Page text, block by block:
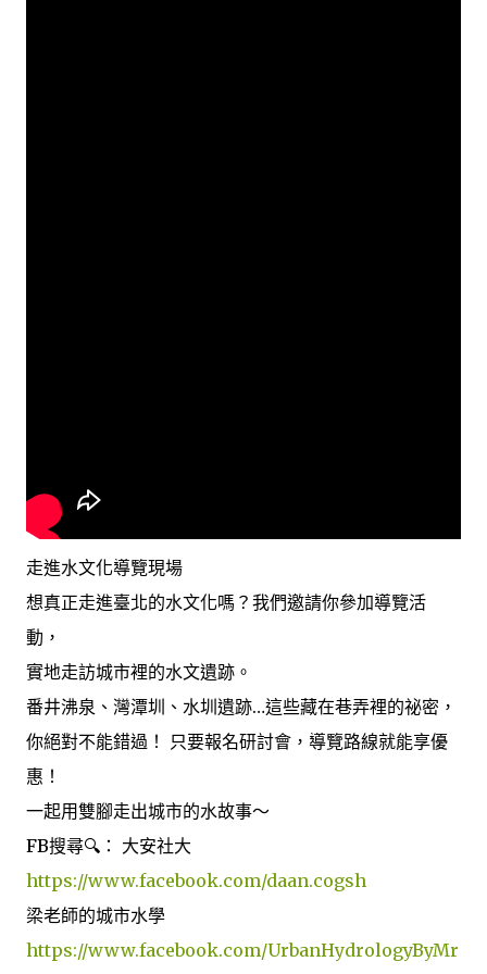
走進水文化導覽現場
想真正走進臺北的水文化嗎？我們邀請你參加導覽活
動，
實地走訪城市裡的水文遺跡。
番井沸泉、灣潭圳、水圳遺跡…這些藏在巷弄裡的祕密，
你絕對不能錯過！ 只要報名研討會，導覽路線就能享優
惠！
一起用雙腳走出城市的水故事～
FB搜尋🔍： 大安社大
https://www.facebook.com/daan.cogsh
梁老師的城市水學
https://www.facebook.com/UrbanHydrologyByMr